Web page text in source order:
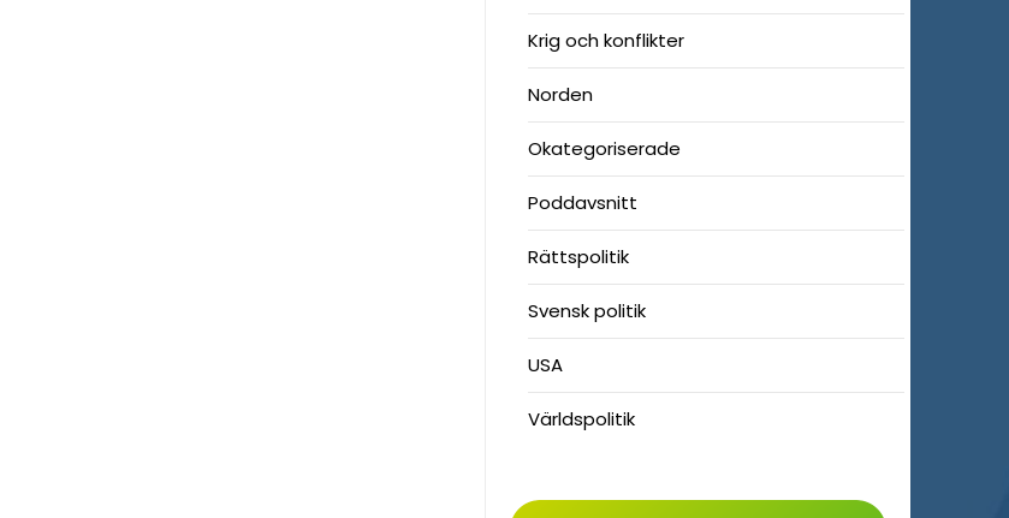
Krig och konflikter
Norden
Okategoriserade
Poddavsnitt
Rättspolitik
Svensk politik
USA
Världspolitik